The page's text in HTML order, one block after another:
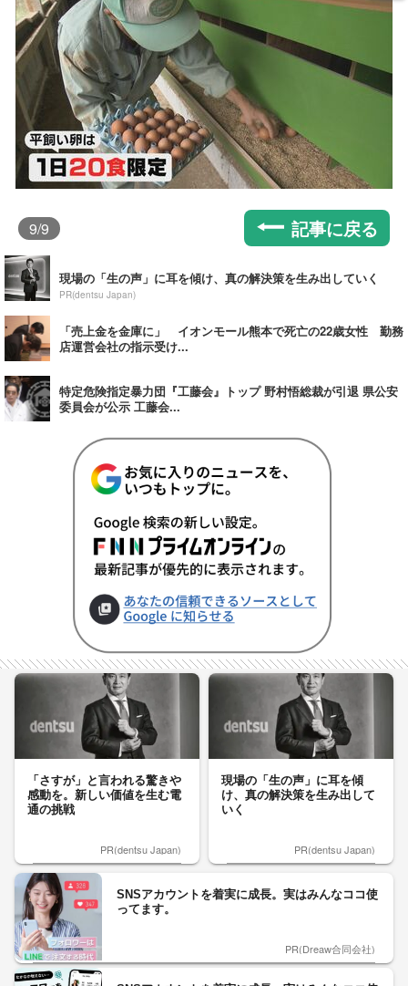
9/9 記事に戻る
現場の「生の声」に耳を傾け、真の解決策を生み出していく
PR(dentsu Japan)
「売上金を金庫に」 イオンモール熊本で死亡の22歳女性 勤務
店運営会社の指示受け...
特定危険指定暴力団『工藤会』トップ 野村悟総裁が引退 県公安
委員会が公示 工藤会...
「さすが」と言われる驚きや
感動を。新しい価値を生む電
通の挑戦
PR(dentsu Japan)
現場の「生の声」に耳を傾
け、真の解決策を生み出して
いく
PR(dentsu Japan)
SNSアカウントを着実に成長。実はみんなココ使
ってます。
PR(Dreaw合同会社)